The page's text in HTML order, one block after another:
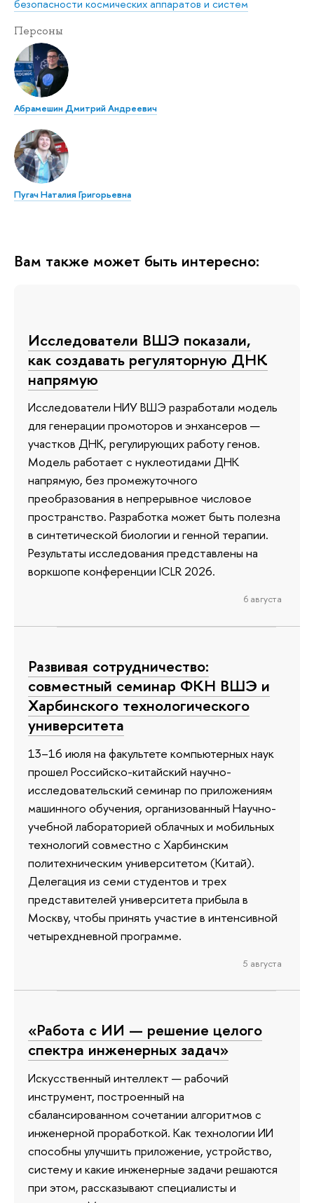
безопасности космических аппаратов и систем
Персоны
Абрамешин Дмитрий Андреевич
Пугач Наталия Григорьевна
Вам также может быть интересно:
Исследователи ВШЭ показали,
как создавать регуляторную ДНК
напрямую
Исследователи НИУ ВШЭ разработали модель
для генерации промоторов и энхансеров —
участков ДНК, регулирующих работу генов.
Модель работает с нуклеотидами ДНК
напрямую, без промежуточного
преобразования в непрерывное числовое
пространство. Разработка может быть полезна
в синтетической биологии и генной терапии.
Результаты исследования представлены на
воркшопе конференции ICLR 2026.
6 августа
Развивая сотрудничество:
совместный семинар ФКН ВШЭ и
Харбинского технологического
университета
13–16 июля на факультете компьютерных наук
прошел Российско-китайский научно-
исследовательский семинар по приложениям
машинного обучения, организованный Научно-
учебной лабораторией облачных и мобильных
технологий совместно с Харбинским
политехническим университетом (Китай).
Делегация из семи студентов и трех
представителей университета прибыла в
Москву, чтобы принять участие в интенсивной
четырехдневной программе.
5 августа
«Работа с ИИ — решение целого
спектра инженерных задач»
Искусственный интеллект — рабочий
инструмент, построенный на
сбалансированном сочетании алгоритмов с
инженерной проработкой. Как технологии ИИ
способны улучшить приложение, устройство,
систему и какие инженерные задачи решаются
при этом, рассказывают специалисты и